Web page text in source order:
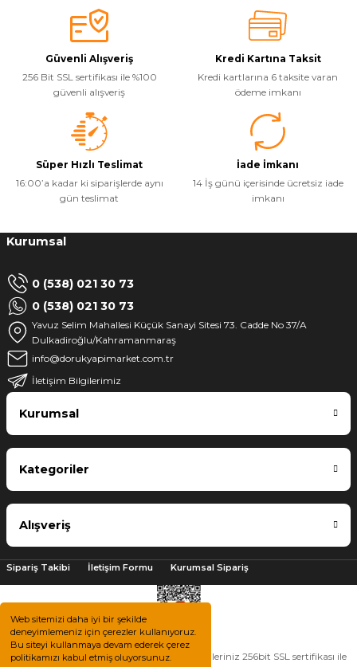
Web sitemizi daha iyi bir şekilde
deneyimlemeniz için çerezler kullanıyoruz.
Bu siteyi kullanmaya devam ederek çerez
politikamızı kabul etmiş oluyorsunuz.
Güvenli Alışveriş
256 Bit SSL sertifikası ile %100
güvenli alışveriş
Kredi Kartına Taksit
Kredi kartlarına 6 taksite varan
ödeme imkanı
Süper Hızlı Teslimat
16:00’a kadar ki siparişlerde aynı
gün teslimat
İade İmkanı
14 İş günü içerisinde ücretsiz iade
imkanı
Kurumsal
0 (538) 021 30 73
0 (538) 021 30 73
Yavuz Selim Mahallesi Küçük Sanayi Sitesi 73. Cadde No 37/A
Dulkadiroğlu/Kahramanmaraş
info@dorukyapimarket.com.tr
İletişim Bilgilerimiz
Kurumsal
Kategoriler
Alışveriş
Sipariş Takibi İletişim Formu Kurumsal Sipariş
2025 © Tüm hakları saklıdır. Kredi kartı bilgileriniz 256bit SSL sertifikası ile